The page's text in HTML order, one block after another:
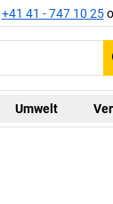
+41 41 - 747 10 25
Umwelt